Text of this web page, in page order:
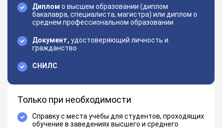
Диплом о высшем образовании (диплом
бакалавра, специалиста, магистра) или диплом о
среднем профессиональном образовании
Документ, удостоверяющий личность и
гражданство
СНИЛС
Только при необходимости
Справку с места учёбы для студентов, проходящих
обучение в заведениях высшего и среднего